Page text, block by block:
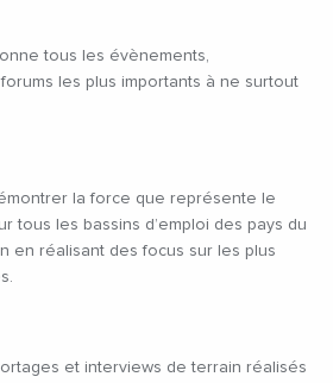
tous les évènements,
les plus importants à ne surtout
la force que représente le
tous les bassins d’emploi des pays du
en réalisant des focus sur les plus
et interviews de terrain réalisés